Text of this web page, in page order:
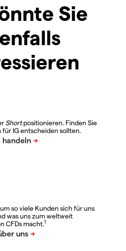
Sie
Shortpositionieren. Finden Sie
für IG entscheiden sollten.
so viele Kunden sich für uns
was uns zum weltweit
CFDs macht.1